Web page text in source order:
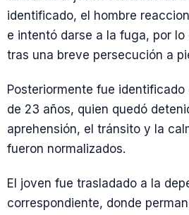
identificado, el hombre
e intentó darse a la fuga, por
tras una breve persecución a
Posteriormente fue identificado
de 23 años, quien quedó
aprehensión, el tránsito y la
fueron normalizados.
El joven fue trasladado a la
correspondiente, donde